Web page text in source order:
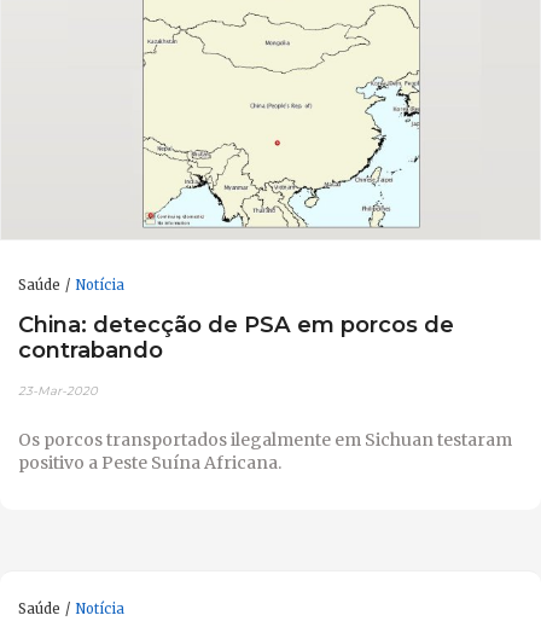
Saúde Notícia
China: detecção de PSA em porcos de
contrabando
23-Mar-2020
Os porcos transportados ilegalmente em Sichuan testaram
positivo a Peste Suína Africana.
Saúde Notícia